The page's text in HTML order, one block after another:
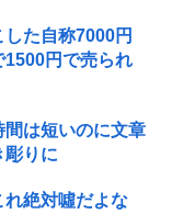
た自称7000円
円で売られ
は短いのに文章
彫りに
絶対噓だよな